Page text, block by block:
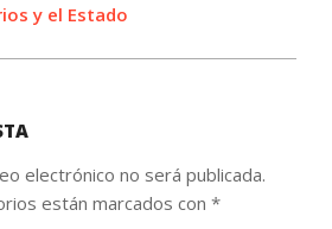
y el Estado
electrónico no será publicada.
están marcados con *